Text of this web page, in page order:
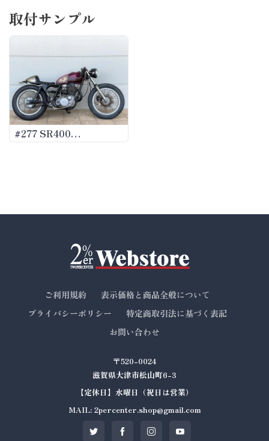
取付サンプル
#277 SR400
ご利用規約
表示価格と商品全般について
プライバシーポリシー
特定商取引法に基づく表記
お問い合わせ
〒520-0024
滋賀県大津市松山町6-3
【定休日】水曜日（祝日は営業）
MAIL: 2percenter.shop@gmail.com